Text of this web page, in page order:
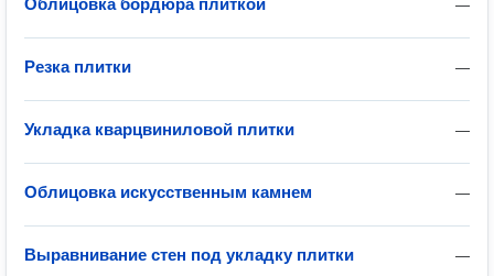
—
Облицовка бордюра плиткой
—
Резка плитки
—
Укладка кварцвиниловой плитки
—
Облицовка искусственным камнем
—
Выравнивание стен под укладку плитки